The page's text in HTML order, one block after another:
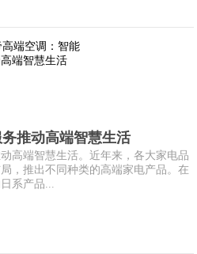
推动高端智慧生活
高端智慧生活。近年来，各大家电品
，推出不同种类的高端家电产品。在
系产品...